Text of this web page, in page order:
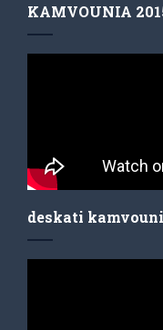
KAMVOUNIA
deskati